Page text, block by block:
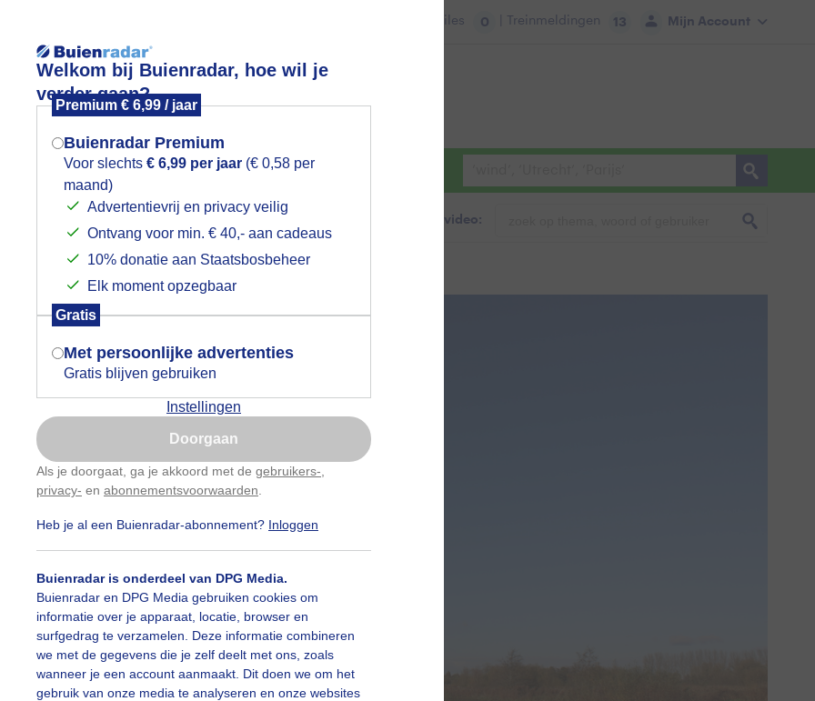
Welkom bij Buienradar, hoe wil je
verder gaan?
Premium € 6,99 / jaar
Buienradar Premium
Voor slechts € 6,99 per jaar (€ 0,58 per
maand)
Advertentievrij en privacy veilig
Ontvang voor min. € 40,- aan cadeaus
10% donatie aan Staatsbosbeheer
Elk moment opzegbaar
Gratis
Met persoonlijke advertenties
Gratis blijven gebruiken
Instellingen
Doorgaan
Als je doorgaat, ga je akkoord met de gebruikers-
privacy- en abonnementsvoorwaarden
Heb je al een Buienradar-abonnement? Inloggen
Buienradar is onderdeel van DPG Media.
Buienradar en DPG Media gebruiken cookies om
informatie over je apparaat, locatie, browser en
surfgedrag te verzamelen. Deze informatie combineren
we met de gegevens die je zelf deelt met ons, zoals
wanneer je een account aanmaakt. Dit doen we om het
gebruik van onze media te analyseren en onze websites
Mijn Account
Files 0 | Treinmeldingen 13
Foto en video Weerzine
Zoeken in foto & video:
Mogen we je locatie gebruiken voor
het weer?
Indien je hier nog geen akkoord op hebt
gegeven, verschijnt er zo een pop-up uit
je browser waarin deze toestemming
gevraagd wordt.
Is goed, toon de popup
Nu niet, misschien later
Gebruik je Safari en wil je niet elke dag deze pop-up
Klikhierom dit aan te passen